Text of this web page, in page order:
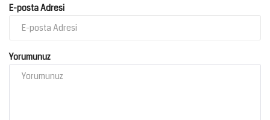
E-posta Adresi
Yorumunuz